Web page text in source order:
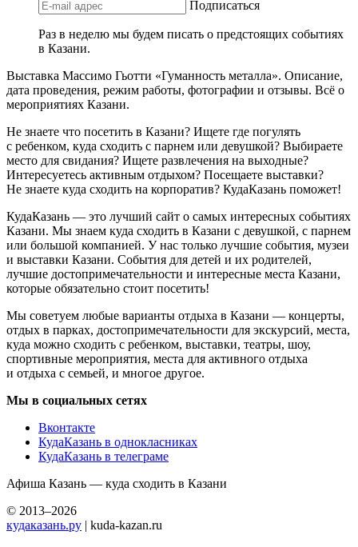
Подписаться
Раз в неделю мы будем писать о предстоящих событиях
в Казани.
Выставка Массимо Гьотти «Гуманность металла». Описание,
дата проведения, режим работы, фотографии и отзывы. Всё о
мероприятиях Казани.
Не знаете что посетить в Казани? Ищете где погулять
с ребенком, куда сходить с парнем или девушкой? Выбираете
место для свидания? Ищете развлечения на выходные?
Интересуетесь активным отдыхом? Посещаете выставки?
Не знаете куда сходить на корпоратив? КудаКазань поможет!
КудаКазань — это лучший сайт о самых интересных событиях
Казани. Мы знаем куда сходить в Казани с девушкой, с парнем
или большой компанией. У нас только лучшие события, музеи
и выставки Казани. События для детей и их родителей,
лучшие достопримечательности и интересные места Казани,
которые обязательно стоит посетить!
Мы советуем любые варианты отдыха в Казани — концерты,
отдых в парках, достопримечательности для экскурсий, места,
куда можно сходить с ребенком, выставки, театры, шоу,
спортивные мероприятия, места для активного отдыха
и отдыха с семьей, и многое другое.
Мы в социальных сетях
Вконтакте
КудаКазань в однокласниках
КудаКазань в телеграме
Афиша Казань — куда сходить в Казани
© 2013–2026
кудаказань.ру | kuda-kazan.ru